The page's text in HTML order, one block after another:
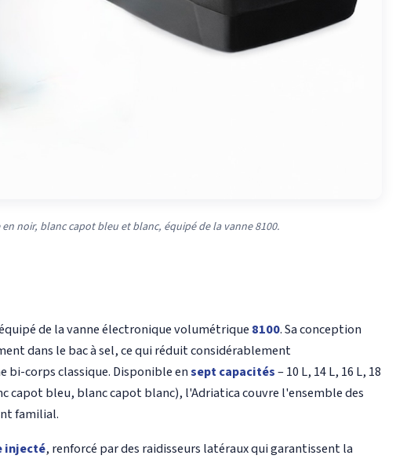
noir, blanc capot bleu et blanc, équipé de la vanne 8100.
de la vanne électronique volumétrique 8100. Sa conception
dans le bac à sel, ce qui réduit considérablement
corps classique. Disponible ensept capacités– 10 L, 14 L, 16 L, 18
capot bleu, blanc capot blanc), l'Adriatica couvre l'ensemble des
familial.
injecté, renforcé par des raidisseurs latéraux qui garantissent la